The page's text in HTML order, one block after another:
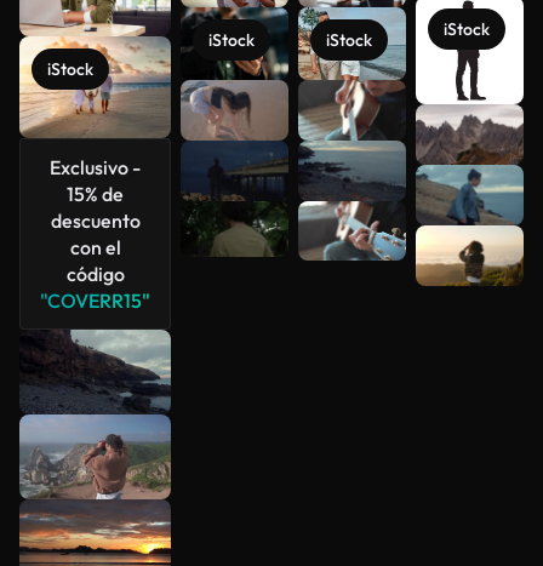
iStock
Exclusivo -
15% de
descuento
con el
código
"COVERR15"
iStock iStock
iStock
Ver más